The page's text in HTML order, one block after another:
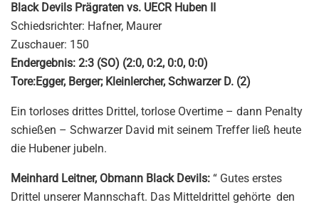
Black Devils Prägraten vs. UECR Huben II
Schiedsrichter: Hafner, Maurer
Zuschauer: 150
Endergebnis: 2:3 (SO) (2:0, 0:2, 0:0, 0:0)
Tore:Egger, Berger; Kleinlercher, Schwarzer D. (2)
Ein torloses drittes Drittel, torlose Overtime – dann Penalty
schießen – Schwarzer David mit seinem Treffer ließ heute
die Hubener jubeln.
Meinhard Leitner, Obmann Black Devils: “ Gutes erstes
Drittel unserer Mannschaft. Das Mitteldrittel gehörte den